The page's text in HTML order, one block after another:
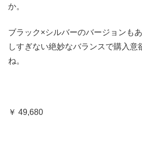
か。
ブラック×シルバーのバージョンも
しすぎない絶妙なバランスで購入意
ね。
￥ 49,680